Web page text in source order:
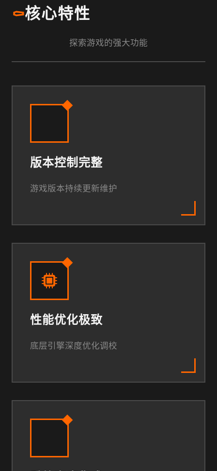
⚰️核心特性
探索游戏的强大功能
版本控制完整
游戏版本持续更新维护
性能优化极致
底层引擎深度优化调校